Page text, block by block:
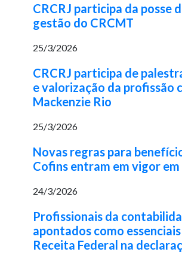
CRCRJ participa da posse
gestão do CRCMT
25/3/2026
CRCRJ participa de
e valorização da profissão
Mackenzie Rio
25/3/2026
Novas regras para
Cofins entram em vigor em
24/3/2026
Profissionais da
apontados como
Receita Federal na